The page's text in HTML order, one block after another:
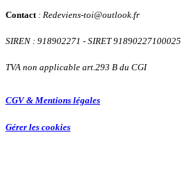
Contact : Redeviens-toi@outlook.fr
SIREN : 918902271 - SIRET 91890227100025
TVA non applicable art.293 B du CGI
CGV & Mentions légales
Gérer les cookies